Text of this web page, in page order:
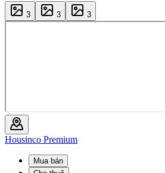
3 3 3
Housinco Premium
Mua bán